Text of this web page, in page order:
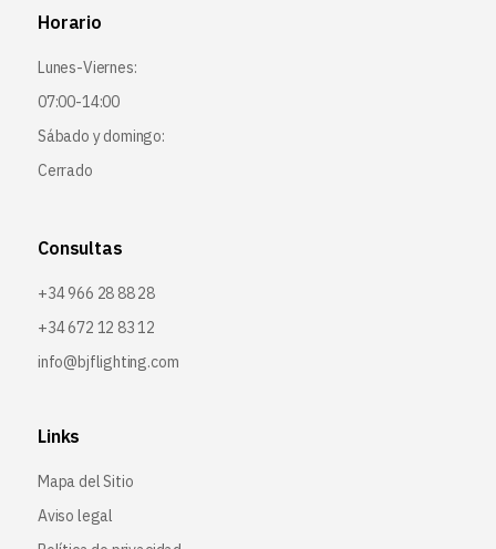
Horario
Lunes-Viernes:
07:00-14:00
Sábado y domingo:
Cerrado
Consultas
+34 966 28 88 28
+34 672 12 83 12
info@bjflighting.com
Links
Mapa del Sitio
Aviso legal